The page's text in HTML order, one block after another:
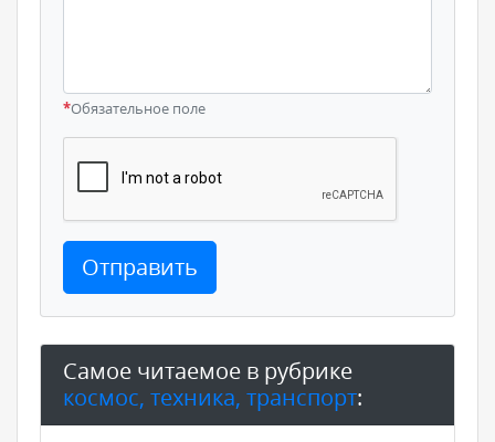
*Обязательное поле
Отправить
Самое читаемое в рубрике
космос, техника, транспорт: